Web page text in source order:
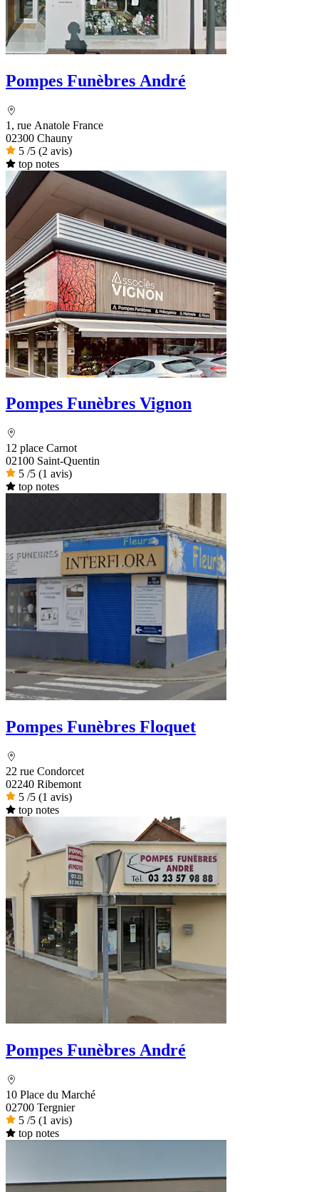
Pompes Funèbres André
1, rue Anatole France
02300 Chauny
5 /5 (2 avis)
top notes
Pompes Funèbres Vignon
12 place Carnot
02100 Saint-Quentin
5 /5 (1 avis)
top notes
Pompes Funèbres Floquet
22 rue Condorcet
02240 Ribemont
5 /5 (1 avis)
top notes
Pompes Funèbres André
10 Place du Marché
02700 Tergnier
5 /5 (1 avis)
top notes